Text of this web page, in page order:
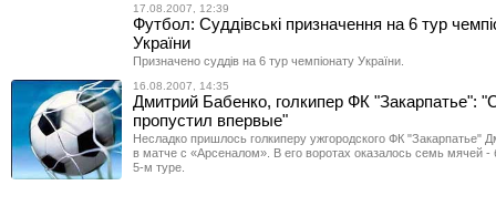
17.08.2007, 12:39
Футбол: Суддівські призначення на 6 тур
України
Призначено суддів на 6 тур чемпіонату України.
16.08.2007, 14:35
Дмитрий Бабенко, голкипер ФК "Закарпатье":
пропустил впервые"
Несладко пришлось голкиперу ужгородского ФК "Закарпатье"
в матче с «Арсеналом». В его воротах оказалось семь мячей -
5-м туре.